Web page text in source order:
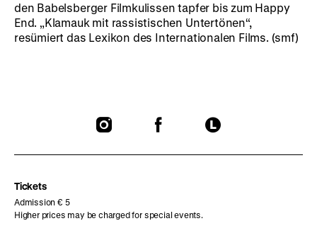
den Babelsberger Filmkulissen tapfer bis zum Happy
End. „Klamauk mit rassistischen Untertönen“,
resümiert das Lexikon des Internationalen Films. (smf)
To
To
To
Tickets
Admission € 5
Higher prices may be charged for special events.